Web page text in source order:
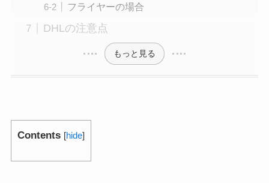
フライヤーの場合
DHLの注意点
もっと見る
Contents [hide]